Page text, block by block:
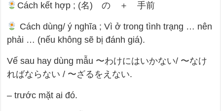
Cách kết hợp ; (名) の ＋ 手前
Cách dùng/ ý nghĩa ; Vì ở trong tình trạng … nên
phải … (nếu không sẽ bị đánh giá).
Vế sau hay dùng mẫu 〜わけにはいかない/ 〜なけ
ればならない / 〜ざるをえない.
– trước mặt ai đó.